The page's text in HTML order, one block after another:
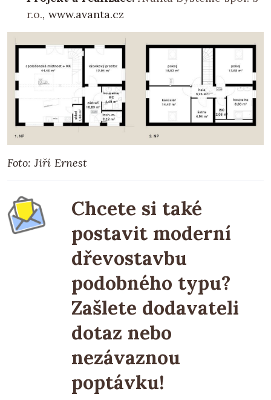
r.o., www.avanta.cz
Foto: Jiří Ernest
Chcete si také
postavit moderní
dřevostavbu
podobného typu?
Zašlete dodavateli
dotaz nebo
nezávaznou
poptávku!